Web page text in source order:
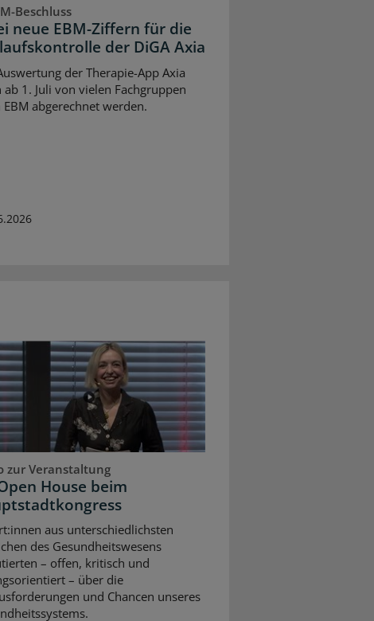
Beschluss
neue EBM-Ziffern für die
der DiGA Axia
der Therapie-App Axia
ab 1. Juli von vielen Fachgruppen
EBM abgerechnet werden.
zur Veranstaltung
House beim
aus unterschiedlichsten
des Gesundheitswesens
– offen, kritisch und
– über die
und Chancen unseres